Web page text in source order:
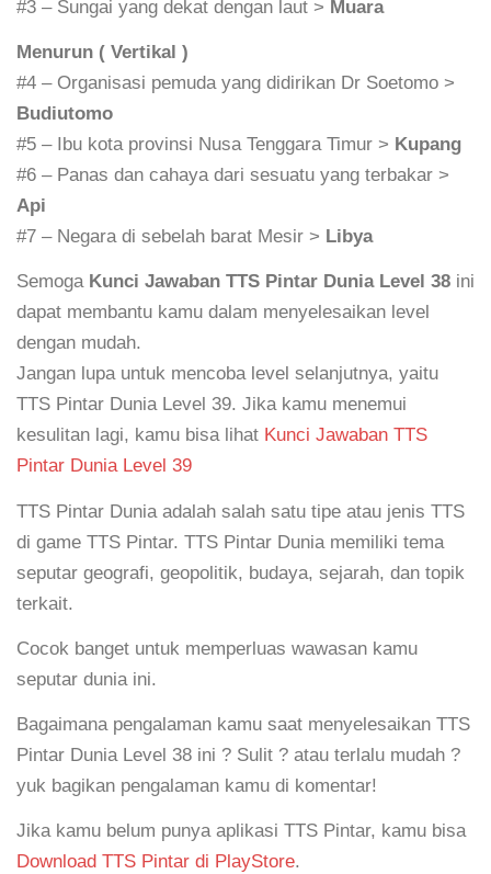
#3 – Sungai yang dekat dengan laut > Muara
Menurun ( Vertikal )
#4 – Organisasi pemuda yang didirikan Dr Soetomo >
Budiutomo
#5 – Ibu kota provinsi Nusa Tenggara Timur > Kupang
#6 – Panas dan cahaya dari sesuatu yang terbakar >
Api
#7 – Negara di sebelah barat Mesir > Libya
Semoga Kunci Jawaban TTS Pintar Dunia Level 38 ini
dapat membantu kamu dalam menyelesaikan level
dengan mudah.
Jangan lupa untuk mencoba level selanjutnya, yaitu
TTS Pintar Dunia Level 39. Jika kamu menemui
kesulitan lagi, kamu bisa lihat Kunci Jawaban TTS
Pintar Dunia Level 39
TTS Pintar Dunia adalah salah satu tipe atau jenis TTS
di game TTS Pintar. TTS Pintar Dunia memiliki tema
seputar geografi, geopolitik, budaya, sejarah, dan topik
terkait.
Cocok banget untuk memperluas wawasan kamu
seputar dunia ini.
Bagaimana pengalaman kamu saat menyelesaikan TTS
Pintar Dunia Level 38 ini ? Sulit ? atau terlalu mudah ?
yuk bagikan pengalaman kamu di komentar!
Jika kamu belum punya aplikasi TTS Pintar, kamu bisa
Download TTS Pintar di PlayStore.